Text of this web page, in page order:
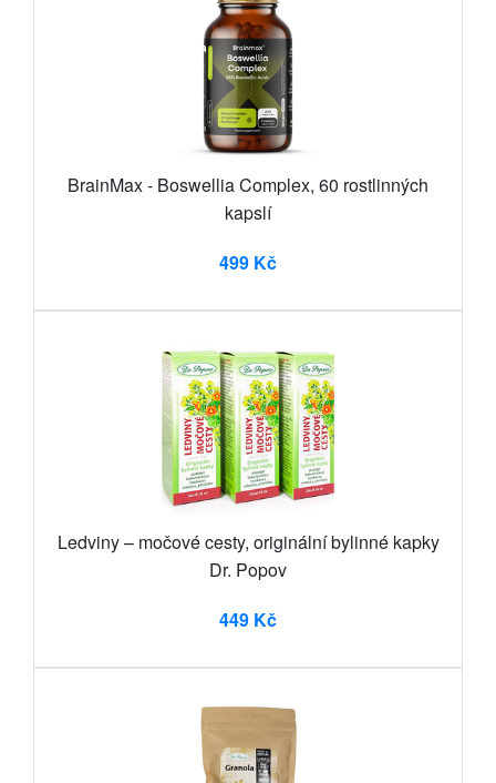
BrainMax - Boswellia Complex, 60 rostlinných
kapslí
499 Kč
Ledviny – močové cesty, originální bylinné kapky
Dr. Popov
449 Kč